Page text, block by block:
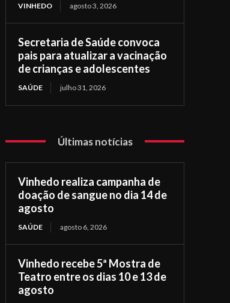
VINHEDO agosto 3, 2026
Secretaria de Saúde convoca
pais para atualizar a vacinação
de crianças e adolescentes
SAÚDE julho 31, 2026
Últimas notícias
Vinhedo realiza campanha de
doação de sangue no dia 14 de
agosto
SAÚDE agosto 6, 2026
Vinhedo recebe 5ª Mostra de
Teatro entre os dias 10 e 13 de
agosto